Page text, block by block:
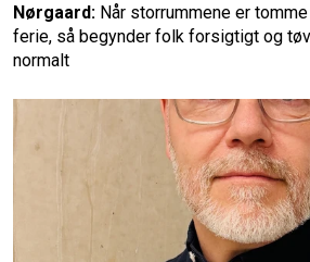
Nørgaard: Når storrummene er
ferie, så begynder folk forsigtigt og
normalt